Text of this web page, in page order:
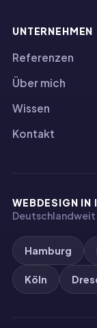
UNTERNEHMEN
Referenzen
Über mich
Wissen
Kontakt
WEBDESIGN IN
Hamburg
Köln